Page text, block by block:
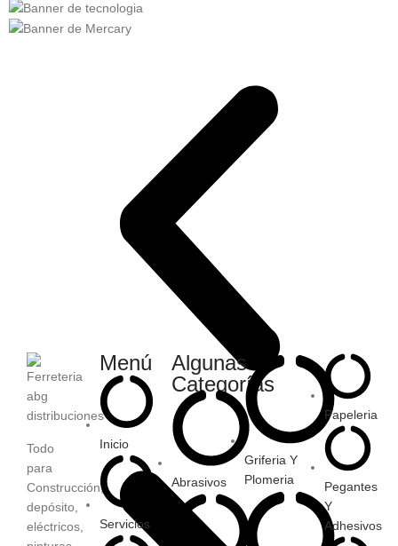
Todo
para
Construcción,
depósito,
eléctricos,
Menú
Inicio
Servicios
Algunas
Categorías
Abrasivos
Griferia Y
Plomeria
Papeleria
Pegantes
Y
Adhesivos